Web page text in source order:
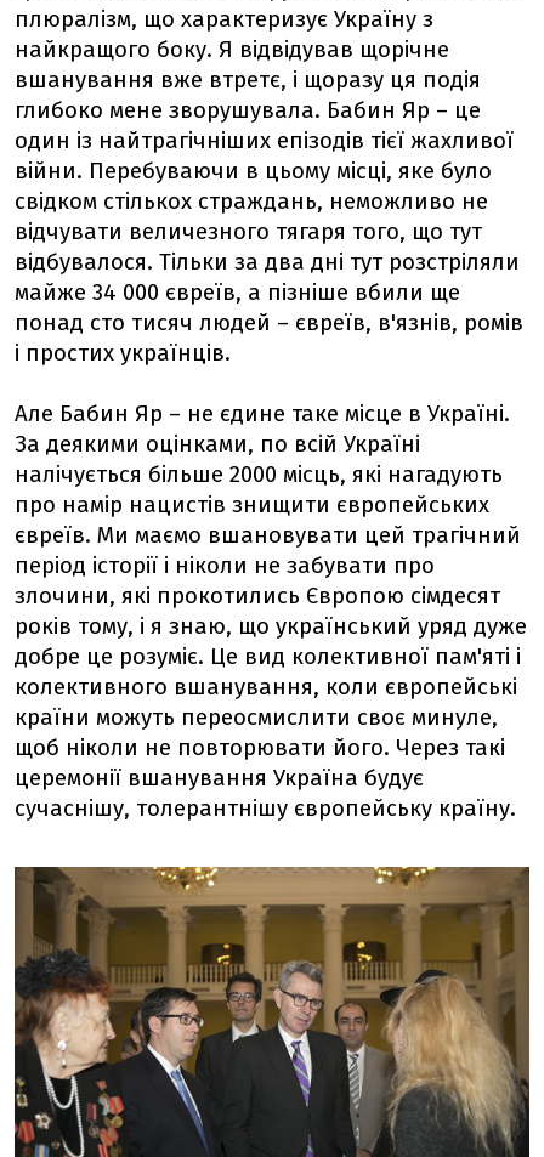
плюралізм, що характеризує Україну з
найкращого боку. Я відвідував щорічне
вшанування вже втретє, і щоразу ця подія
глибоко мене зворушувала. Бабин Яр – це
один із найтрагічніших епізодів тієї жахливої
війни. Перебуваючи в цьому місці, яке було
свідком стількох страждань, неможливо не
відчувати величезного тягаря того, що тут
відбувалося. Тільки за два дні тут розстріляли
майже 34 000 євреїв, а пізніше вбили ще
понад сто тисяч людей – євреїв, в'язнів, ромів
і простих українців.
Але Бабин Яр – не єдине таке місце в Україні.
За деякими оцінками, по всій Україні
налічується більше 2000 місць, які нагадують
про намір нацистів знищити європейських
євреїв. Ми маємо вшановувати цей трагічний
період історії і ніколи не забувати про
злочини, які прокотились Європою сімдесят
років тому, і я знаю, що український уряд дуже
добре це розуміє. Це вид колективної пам'яті і
колективного вшанування, коли європейські
країни можуть переосмислити своє минуле,
щоб ніколи не повторювати його. Через такі
церемонії вшанування Україна будує
сучаснішу, толерантнішу європейську країну.